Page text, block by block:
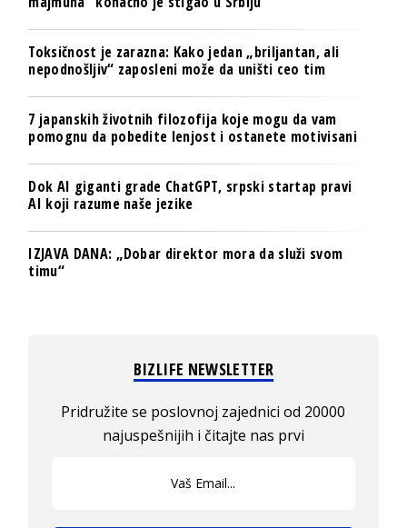
Toksičnost je zarazna: Kako jedan „briljantan, ali
nepodnošljiv“ zaposleni može da uništi ceo tim
7 japanskih životnih filozofija koje mogu da vam
pomognu da pobedite lenjost i ostanete motivisani
Dok AI giganti grade ChatGPT, srpski startap pravi
AI koji razume naše jezike
IZJAVA DANA: „Dobar direktor mora da služi svom
timu“
BIZLIFE NEWSLETTER
Pridružite se poslovnoj zajednici od 20000
najuspešnijih i čitajte nas prvi